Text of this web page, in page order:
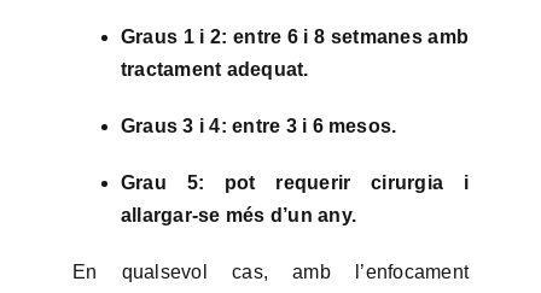
Graus 1 i 2: entre 6 i 8 setmanes amb
tractament adequat.
Graus 3 i 4: entre 3 i 6 mesos.
Grau 5: pot requerir cirurgia i
allargar-se més d’un any.
En qualsevol cas, amb l’enfocament